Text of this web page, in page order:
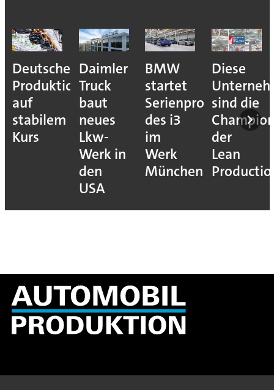
Deutsche
Produktion
auf
stabilem
Kurs
Daimler
Truck
baut
neues
Lkw-
Werk in
den
USA
BMW
startet
Serienproduktion
des i3
im
Werk
München
Diese
sind die
der
Lean